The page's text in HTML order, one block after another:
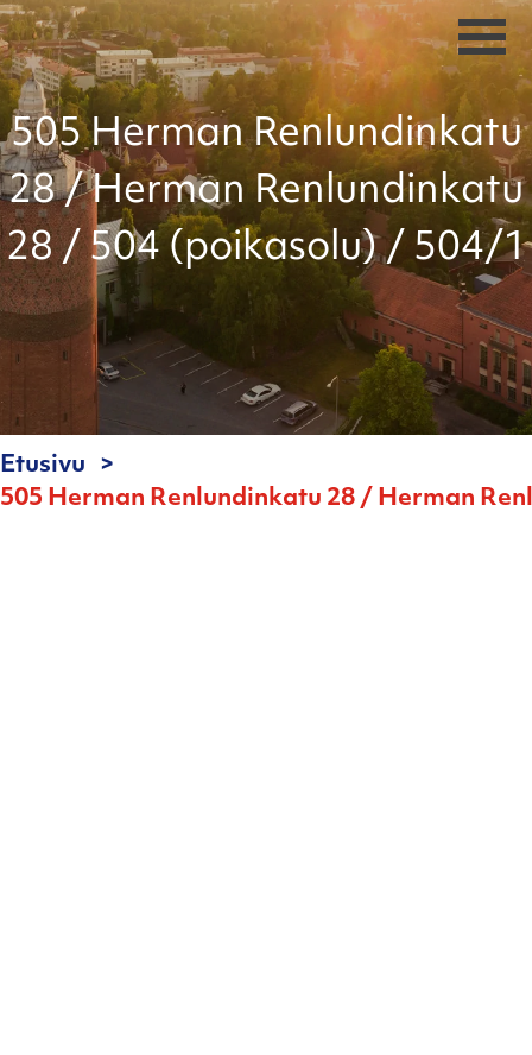
505 Herman Renlundinkatu
28 / Herman Renlundinkatu
28 / 504 (poikasolu) / 504/1
Etusivu
505 Herman Renlundinkatu 28 / Herman